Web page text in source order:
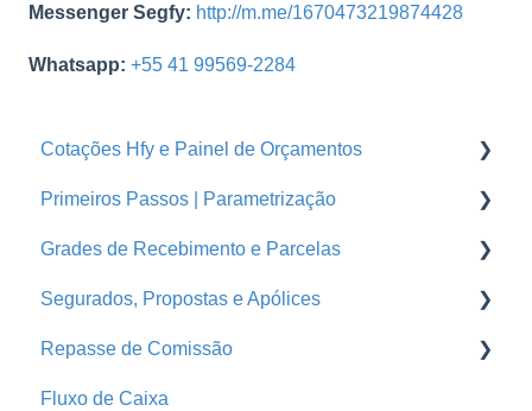
Messenger Segfy: http://m.me/1670473219874428
Whatsapp: +55 41 99569-2284
Cotações Hfy e Painel de Orçamentos
Orçamentos
Cotações Hfy
Logins Seguradoras
Primeiros Passos | Parametrização
Usuários
Corretoras
Ramos
Seguradoras
Grades de Recebimento e Parcelas
Parcelas
Grades de Recebimento
Segurados, Propostas e Apólices
Endossos
Propostas e Apólices
Repasse de Comissão
Grade de Pagamento - Repasse
Fluxo de Caixa